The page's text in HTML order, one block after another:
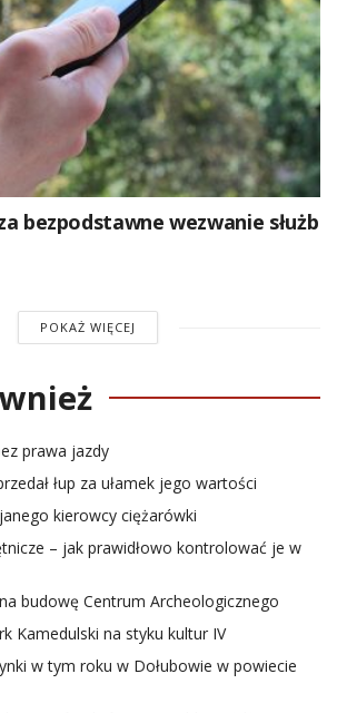
bezpodstawne wezwanie służb
POKAŻ WIĘCEJ
prawa jazdy
łup za ułamek jego wartości
kierowcy ciężarówki
– jak prawidłowo kontrolować je w
budowę Centrum Archeologicznego
Kamedulski na styku kultur IV
w tym roku w Dołubowie w powiecie